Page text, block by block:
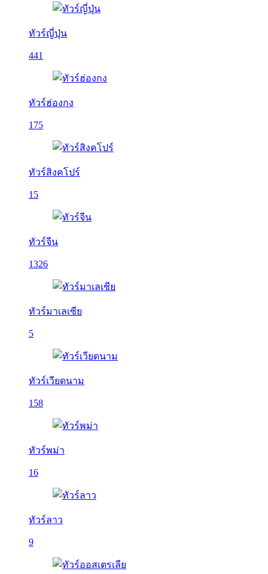
ทัวร์ญี่ปุ่น
441
ทัวร์ฮ่องกง
175
ทัวร์สิงคโปร์
15
ทัวร์จีน
1326
ทัวร์มาเลเซีย
5
ทัวร์เวียดนาม
158
ทัวร์พม่า
16
ทัวร์ลาว
9